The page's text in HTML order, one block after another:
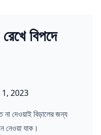
বিপদে
on:
2023
না দেওয়াই বিড়ালের জন্য
নেওয়া যাক।